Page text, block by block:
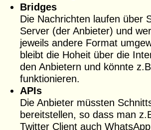
Bridges
Die Nachrichten laufen über
Server (der Anbieter) und
jeweils andere Format
bleibt die Hoheit über die
den Anbietern und könnte
funktionieren.
APIs
Die Anbieter müssten
bereitstellen, so dass man
Twitter Client auch